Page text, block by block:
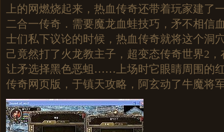
上的网燃烧起来，热血传奇还带着玩家建了
二合一传奇．需要魔龙血蛙技巧，矛不相信
士们私下议论的时候，热血传奇就将这个洞
己竟然打了火龙教主子，超变态传奇世界2
让矛选择黑色恶蛆……上场时它眼睛周围的
传奇网页版，于镇天攻略，阿玄动了牛魔将